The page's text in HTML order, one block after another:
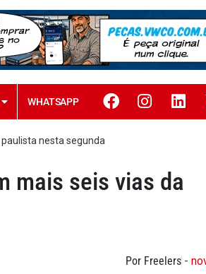
WHATSAPP
nesta segunda
mais seis vias da
Por Freelers -